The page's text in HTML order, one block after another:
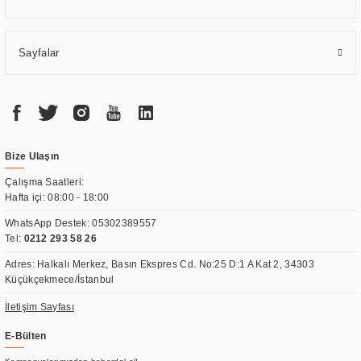
Sayfalar
Bize Ulaşın
Çalışma Saatleri:
Hafta içi: 08:00 - 18:00
WhatsApp Destek:05302389557
Tel: 0212 293 58 26
Adres: Halkalı Merkez, Basın Ekspres Cd. No:25 D:1 A Kat 2, 34303
Küçükçekmece/İstanbul
İletişim Sayfası
E-Bülten